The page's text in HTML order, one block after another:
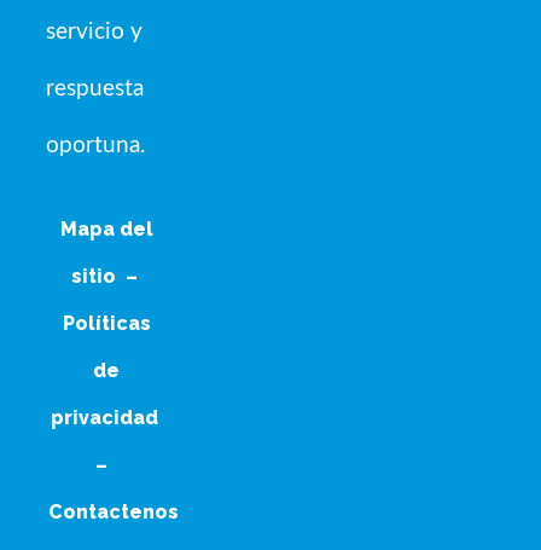
servicio y
respuesta
oportuna.
Mapa del
sitio –
Políticas
de
privacidad
–
Contactenos